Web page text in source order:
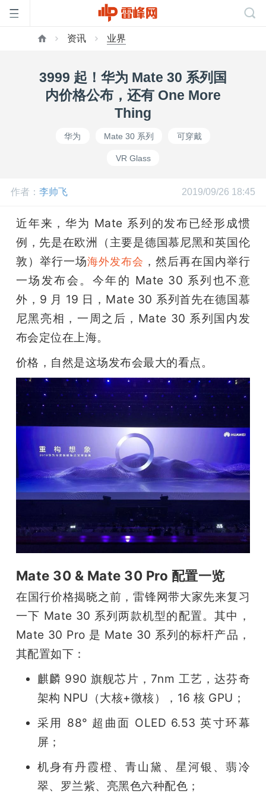
网
公
开
课
活
中
心
GAIR
题
机
资讯 业界
3999 起！华为 Mate 30 系列国
内价格公布，还有 One More
Thing
华为 Mate 30 系列 可穿戴
VR Glass
作者： 李帅飞 2019/09/26 18:45
近年来，华为 Mate 系列的发布已经形成惯
例，先是在欧洲（主要是德国慕尼黑和英国伦
敦）举行一场海外发布会 ，然后再在国内举行
一场发布会。今年的 Mate 30 系列也不意
外，9 月 19 日，Mate 30 系列首先在德国慕
尼黑亮相，一周之后，Mate 30 系列国内发
布会定位在上海。
价格，自然是这场发布会最大的看点。
Mate 30 & Mate 30 Pro 配置一览
在国行价格揭晓之前，雷锋网带大家先来复习
一下 Mate 30 系列两款机型的配置。其中，
Mate 30 Pro 是 Mate 30 系列的标杆产品，
其配置如下：
麒麟 990 旗舰芯片，7nm 工艺，达芬奇
架构 NPU（大核+微核），16 核 GPU；
采用 88° 超曲面 OLED 6.53 英寸环幕
屏；
机身有丹霞橙、青山黛、星河银、翡冷
翠、罗兰紫、亮黑色六种配色；